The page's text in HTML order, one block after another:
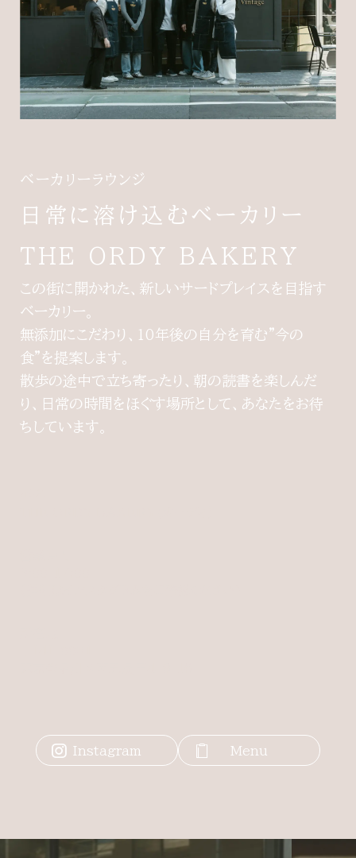
ベーカリーラウンジ
日常に溶け込むベーカリー
THE ORDY BAKERY
この街に開かれた、新しいサードプレイスを目指す
ベーカリー。
無添加にこだわり、10年後の自分を育む"今の
食"を提案します。
散歩の途中で立ち寄ったり、朝の読書を楽しんだ
り、日常の時間をほぐす場所として、あなたをお待
ちしています。
Instagram Menu